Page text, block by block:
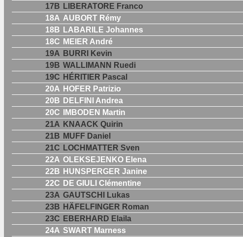
17B LIBERATORE Franco
18A AUBORT Rémy
18B LABARILE Johannes
18C MEIER André
19A BURRI Kevin
19B WALLIMANN Ruedi
19C HÉRITIER Pascal
20A HOFER Patrizio
20B DELFINI Andrea
20C
IMBODEN Martin
21A KNAACK Quirin
21B MUFF Daniel
21C LOCHMATTER Sven
22A OLEKSEJENKO Elena
22B HUNSPERGER Janine
22C DE GIULI Clémentine
23A GAUTSCHI Lukas
23B HÄFELFINGER Roman
23C EBERHARD Elaila
24A SWART Marness